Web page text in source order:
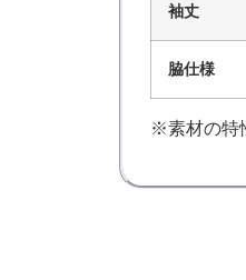
袖丈
脇仕様
※素材の特